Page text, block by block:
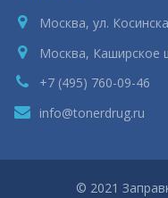
Москва, ул.
Москва, Каширское
+7 (495) 760-09-46
info@tonerdrug.ru
© 2021